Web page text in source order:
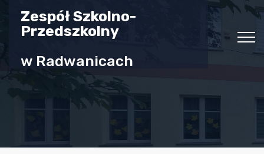
Zespół Szkolno-
Przedszkolny
w Radwanicach